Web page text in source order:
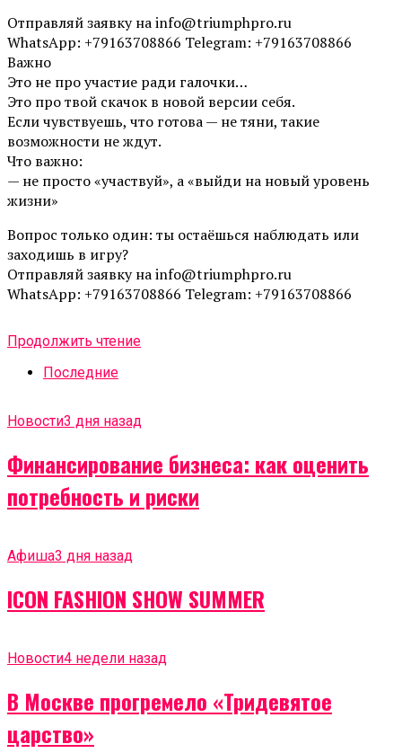
Отправляй заявку на info@triumphpro.ru
WhatsApp: +79163708866 Telegram: +79163708866
Важно
Это не про участие ради галочки…
Это про твой скачок в новой версии себя.
Если чувствуешь, что готова — не тяни, такие
возможности не ждут.
Что важно:
— не просто «участвуй», а «выйди на новый уровень
жизни»
Вопрос только один: ты остаёшься наблюдать или
заходишь в игру?
Отправляй заявку на info@triumphpro.ru
WhatsApp: +79163708866 Telegram: +79163708866
Продолжить чтение
Последние
Новости3 дня назад
Финансирование бизнеса: как оценить
потребность и риски
Афиша3 дня назад
ICON FASHION SHOW SUMMER
Новости4 недели назад
В Москве прогремело «Тридевятое
царство»